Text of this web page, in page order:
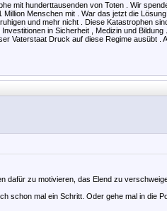
mit hunderttausenden von Toten . Wir
Menschen mit . War das jetzt die
und mehr nicht . Diese Katastrophen
in Sicherheit , Medizin und
Vaterstaat Druck auf diese Regime ausübt .
dafür zu motivieren, das Elend zu
schon mal ein Schritt. Oder gehe mal in die